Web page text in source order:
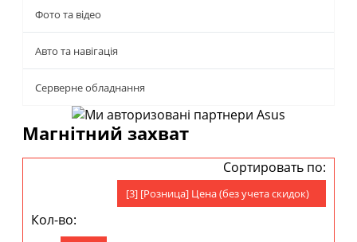
Фото та відео
Авто та навігація
Серверне обладнання
Магнітний захват
Сортировать по:
[3] [Розница] Цена (без учета скидок)
Кол-во: